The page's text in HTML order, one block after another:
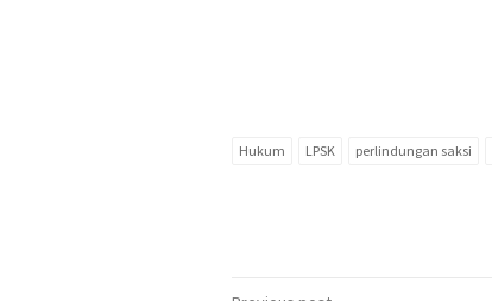
Hukum LPSK perlindungan saksi